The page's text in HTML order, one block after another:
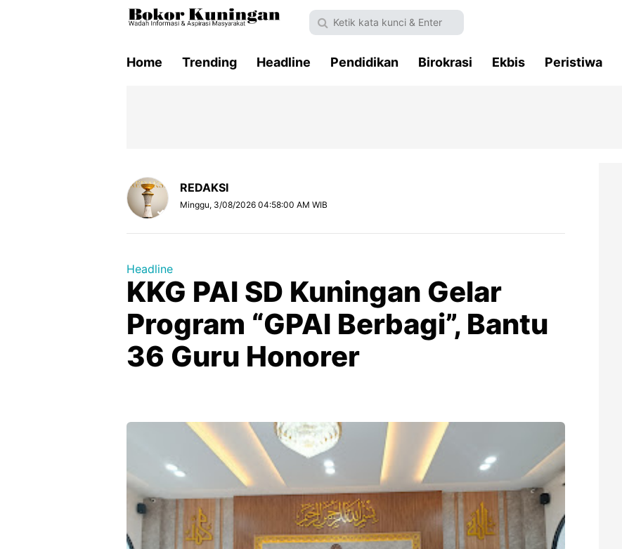
Home Trending Headline Pendidikan Birokrasi Ekbis Peristiwa
REDAKSI
Minggu, 3/08/2026 04:58:00 AM WIB
Headline
KKG PAI SD Kuningan Gelar
Program “GPAI Berbagi”, Bantu
36 Guru Honorer